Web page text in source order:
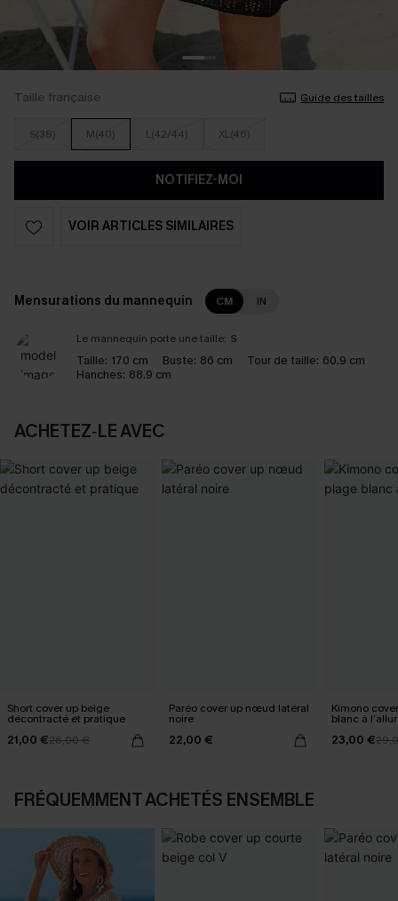
Taille française Guide des tailles
S(38) M(40) L(42/44) XL(46)
NOTIFIEZ-MOI
VOIR ARTICLES SIMILAIRES
Mensurations du mannequin CM IN
Le mannequin porte une taille: S
Taille: 170 cm Buste: 86 cm Tour de taille: 60.9 cm
Hanches: 88.9 cm
ACHETEZ‑LE AVEC
Short cover up beige
décontracté et pratique
21,00 €26,00 €
Paréo cover up nœud latéral
noire
22,00 €
Kimono
blanc à
23,00 €
FRÉQUEMMENT ACHETÉS ENSEMBLE